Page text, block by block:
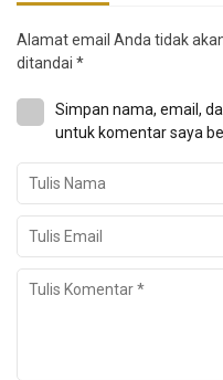
Alamat email Anda tidak
ditandai *
Simpan nama, email,
untuk komentar saya